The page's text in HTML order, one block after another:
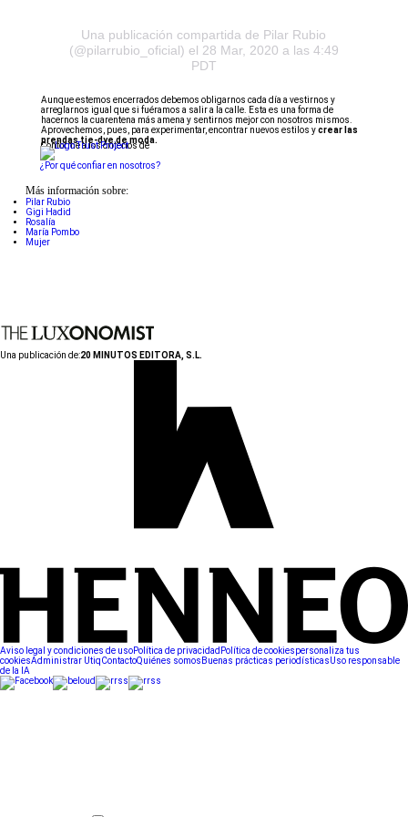
Una publicación compartida de Pilar Rubio
(@pilarrubio_oficial) el 28 Mar, 2020 a las 4:49
PDT
Aunque estemos encerrados debemos obligarnos cada día a vestirnos y
arreglarnos igual que si fuéramos a salir a la calle. Esta es una forma de
hacernos la cuarentena más amena y sentirnos mejor con nosotros mismos.
Aprovechemos, pues, para experimentar, encontrar nuevos estilos ycrear las
prendas tie-dye de moda.
Conforme a los criterios de
¿Por qué confiar en nosotros?
Más información sobre:
Pilar Rubio
Gigi Hadid
Rosalía
María Pombo
Mujer
Una publicación de:20 MINUTOS EDITORA, S.L.
Aviso legal y condiciones de usoPolítica de privacidad Política de cookiespersonaliza tus
cookiesAdministrar UtiqContactoQuiénes somos Buenas prácticas periodísticasUso responsable
de la IA